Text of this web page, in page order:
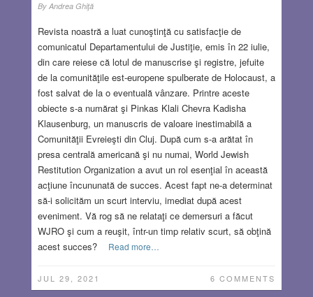
By Andrea Ghiţă
Revista noastră a luat cunoştinţă cu satisfacţie de
comunicatul Departamentului de Justiţie, emis în 22 iulie,
din care reiese că lotul de manuscrise şi registre, jefuite
de la comunităţile est-europene spulberate de Holocaust, a
fost salvat de la o eventuală vânzare. Printre aceste
obiecte s-a numărat şi Pinkas Klali Chevra Kadisha
Klausenburg, un manuscris de valoare inestimabilă a
Comunităţii Evreieşti din Cluj. După cum s-a arătat în
presa centrală americană şi nu numai, World Jewish
Restitution Organization a avut un rol esenţial în această
acţiune încununată de succes. Acest fapt ne-a determinat
să-i solicităm un scurt interviu, imediat după acest
eveniment. Vă rog să ne relataţi ce demersuri a făcut
WJRO şi cum a reuşit, într-un timp relativ scurt, să obţină
acest succes?
Read more…
JUL 29, 2021 6 COMMENTS